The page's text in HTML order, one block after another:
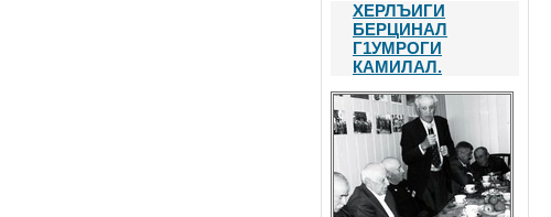
ХЕРЛЪИГИ
БЕРЦИНАЛ
Г1УМРОГИ
КАМИЛАЛ.